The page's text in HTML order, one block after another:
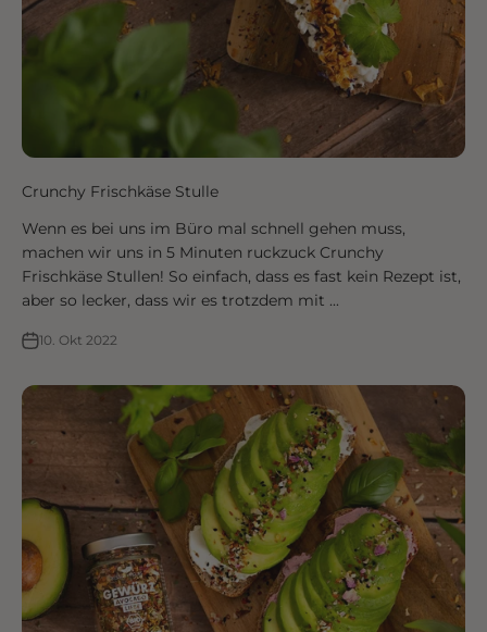
Crunchy Frischkäse Stulle
Wenn es bei uns im Büro mal schnell gehen muss,
machen wir uns in 5 Minuten ruckzuck Crunchy
Frischkäse Stullen! So einfach, dass es fast kein Rezept ist,
aber so lecker, dass wir es trotzdem mit ...
10. Okt 2022